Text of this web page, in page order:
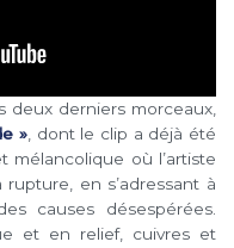
deux derniers morceaux,
» , dont le clip a déjà été
mélancolique où l’artiste
en s’adressant à
causes désespérées.
et en relief, cuivres et